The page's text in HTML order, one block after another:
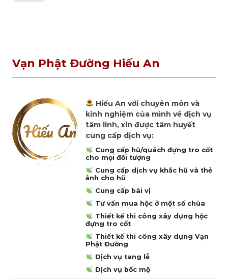
Vạn Phật Đường Hiếu An
Hiếu An với chuyên môn và
kinh nghiệm của mình về dịch vụ
tâm linh, xin được tâm huyết
cung cấp dịch vụ:
Cung cấp hũ/quách đựng tro cốt
cho mọi đối tượng
Cung cấp dịch vụ khắc hũ và thẻ
ảnh cho hũ
Cung cấp bài vị
Tư vấn mua hộc ở một số chùa
Thiết kế thi công xây dựng hộc
đựng tro cốt
Thiết kế thi công xây dựng Vạn
Phật Đường
Dịch vụ tang lễ
Dịch vụ bốc mộ